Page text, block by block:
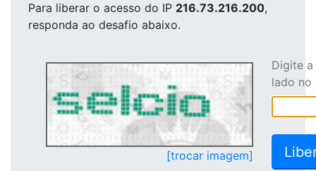
Para liberar o acesso do IP 216.73.216.200,
responda ao desafio abaixo.
[trocar imagem]
Digite
lado no